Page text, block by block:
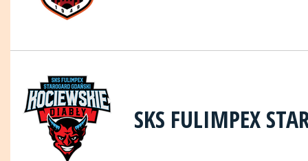
SKS FULIMPEX